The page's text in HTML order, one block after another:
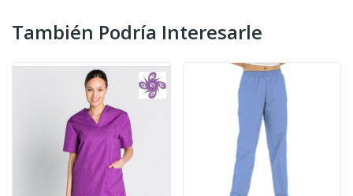
También Podría Interesarle